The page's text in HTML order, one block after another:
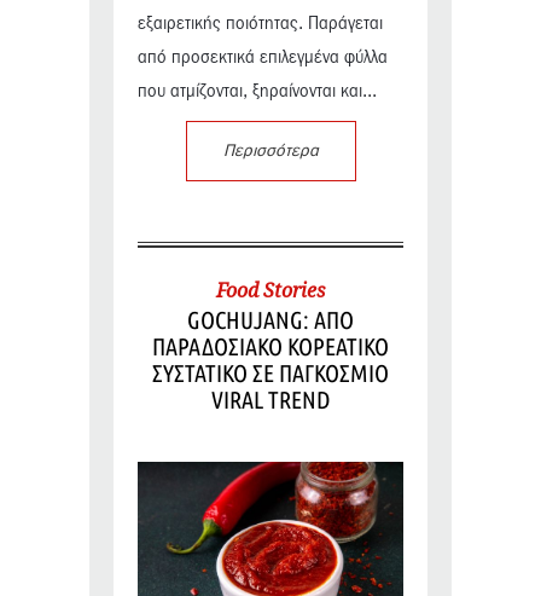
εξαιρετικής ποιότητας. Παράγεται
από προσεκτικά επιλεγμένα φύλλα
που ατμίζονται, ξηραίνονται και...
Περισσότερα
Food Stories
GOCHUJANG: ΑΠΟ
ΠΑΡΑΔΟΣΙΑΚΟ ΚΟΡΕΑΤΙΚΟ
ΣΥΣΤΑΤΙΚΟ ΣΕ ΠΑΓΚΟΣΜΙΟ
VIRAL TREND